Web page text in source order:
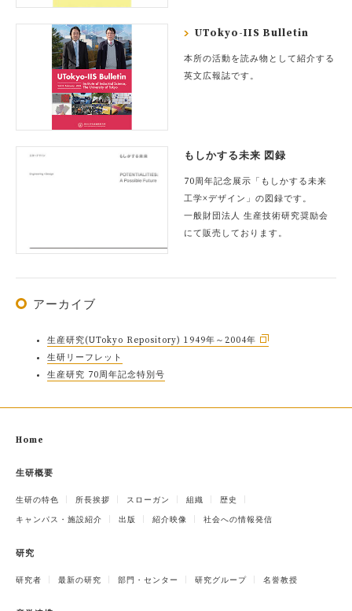
UTokyo-IIS Bulletin
本所の活動を読み物として紹介する
英文広報誌です。
もしかする未来 図録
70周年記念展示「もしかする未来
工学×デザイン」の図録です。
一般財団法人 生産技術研究奨励会
にて販売しております。
アーカイブ
生産研究(UTokyo Repository) 1949年～2004年
生研リーフレット
生産研究 70周年記念特別号
Home
生研概要
生研の特色 所長挨拶 スローガン 組織 歴史
キャンパス・施設紹介 出版 紹介映像 社会への情報発信
研究
研究者 最新の研究 部門・センター 研究グループ 名誉教授